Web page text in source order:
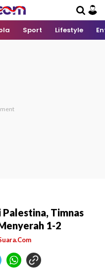
Sport Lifestyle
Palestina, Timnas
1-2